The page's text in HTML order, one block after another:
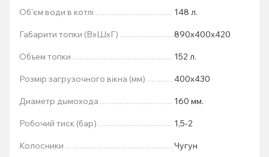
Об'єм води в котлі 148 л.
Габарити топки (ВхШхГ) 890х400х420
Объем топки 152 л.
Розмір загрузочного вікна (мм) 400х430
Диаметр дымохода 160 мм.
Робочий тиск (бар) 1,5-2
Колосники Чугун